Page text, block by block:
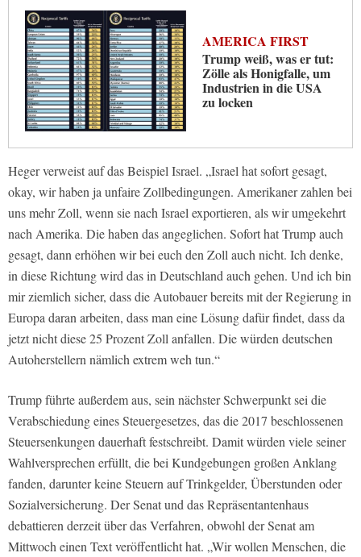
AMERICA FIRST
Trump weiß, was er tut:
Zölle als Honigfalle, um
Industrien in die USA
zu locken
Heger verweist auf das Beispiel Israel. „Israel hat sofort gesagt,
okay, wir haben ja unfaire Zollbedingungen. Amerikaner zahlen bei
uns mehr Zoll, wenn sie nach Israel exportieren, als wir umgekehrt
nach Amerika. Die haben das angeglichen. Sofort hat Trump auch
gesagt, dann erhöhen wir bei euch den Zoll auch nicht. Ich denke,
in diese Richtung wird das in Deutschland auch gehen. Und ich bin
mir ziemlich sicher, dass die Autobauer bereits mit der Regierung in
Europa daran arbeiten, dass man eine Lösung dafür findet, dass da
jetzt nicht diese 25 Prozent Zoll anfallen. Die würden deutschen
Autoherstellern nämlich extrem weh tun.“
Trump führte außerdem aus, sein nächster Schwerpunkt sei die
Verabschiedung eines Steuergesetzes, das die 2017 beschlossenen
Steuersenkungen dauerhaft festschreibt. Damit würden viele seiner
Wahlversprechen erfüllt, die bei Kundgebungen großen Anklang
fanden, darunter keine Steuern auf Trinkgelder, Überstunden oder
Sozialversicherung. Der Senat und das Repräsentantenhaus
debattieren derzeit über das Verfahren, obwohl der Senat am
Mittwoch einen Text veröffentlicht hat. „Wir wollen Menschen, die